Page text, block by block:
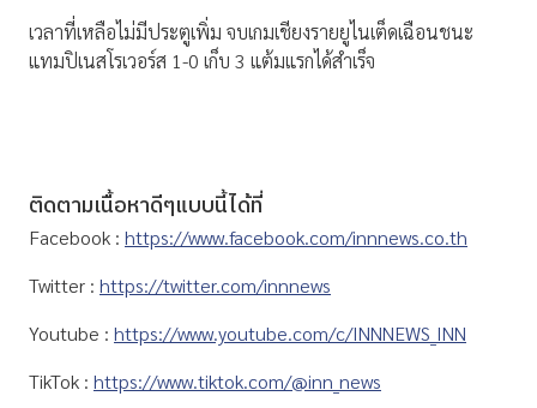
เวลาที่เหลือไม่มีประตูเพิ่ม จบเกมเชียงรายยูไนเต็ดเฉือนชนะ
แทมปิเนสโรเวอร์ส 1-0 เก็บ 3 แต้มแรกได้สำเร็จ
ติดตามเนื้อหาดีๆแบบนี้ได้ที่
Facebook : https://www.facebook.com/innnews.co.th
Twitter : https://twitter.com/innnews
Youtube : https://www.youtube.com/c/INNNEWS_INN
TikTok : https://www.tiktok.com/@inn_news